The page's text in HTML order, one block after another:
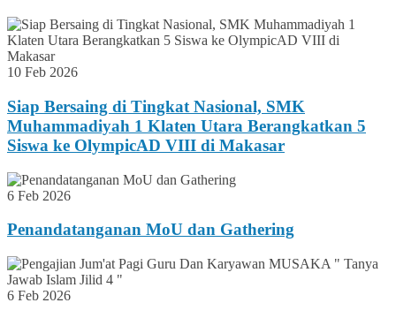
10 Feb 2026
Siap Bersaing di Tingkat Nasional, SMK
Muhammadiyah 1 Klaten Utara Berangkatkan 5
Siswa ke OlympicAD VIII di Makasar
6 Feb 2026
Penandatanganan MoU dan Gathering
6 Feb 2026